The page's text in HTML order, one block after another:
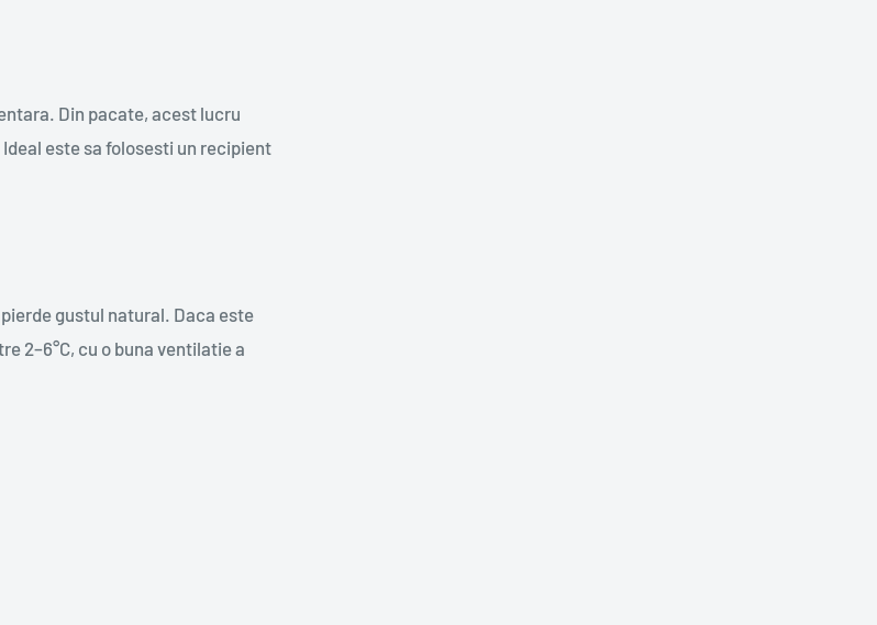
Din pacate, acest lucru
este sa folosesti un recipient
gustul natural. Daca este
2–6°C, cu o buna ventilatie a